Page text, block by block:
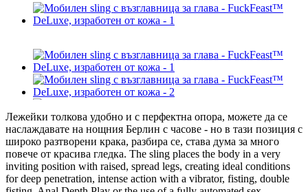
Лежейки толкова удобно и с перфектна опора, можете да се
наслаждавате на нощния Берлин с часове - но в тази позиция с
широко разтворени крака, разбира се, става дума за много
повече от красива гледка. The sling places the body in a very
inviting position with raised, spread legs, creating ideal conditions
for deep penetration, intense action with a vibrator, fisting, double